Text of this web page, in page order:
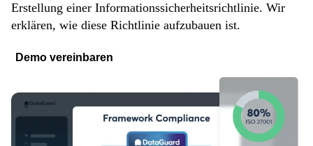
Erstellung einer Informationssicherheitsrichtlinie. Wir
erklären, wie diese Richtlinie aufzubauen ist.
Demo vereinbaren